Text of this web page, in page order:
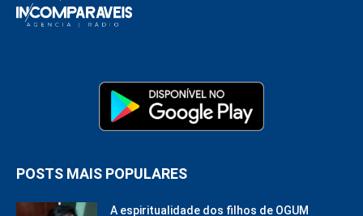
POSTS MAIS POPULARES
A espiritualidade dos filhos de OGUM